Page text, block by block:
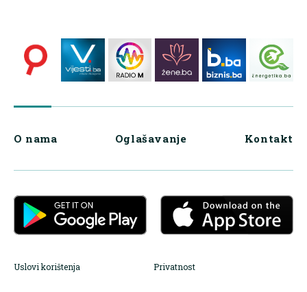
O nama Oglašavanje Kontakt
Uslovi korištenja Privatnost